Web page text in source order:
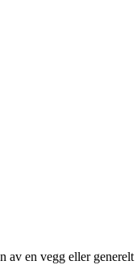
av en vegg eller generelt